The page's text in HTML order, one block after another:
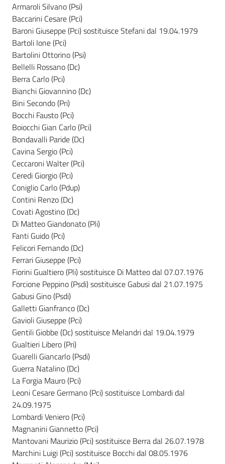
Regione
Emilia-
Romagna
Regione
Novità
Servizi
Leggi Atti Bandi
Argomenti
Armaroli Silvano (Psi)
Baccarini Cesare (Pci)
Baroni Giuseppe (Pci) sostituisce Stefani dal 19.04.1979
Bartoli Ione (Pci)
Bartolini Ottorino (Psi)
Bellelli Rossano (Dc)
Berra Carlo (Pci)
Bianchi Giovannino (Dc)
Bini Secondo (Pri)
Bocchi Fausto (Pci)
Boiocchi Gian Carlo (Pci)
Bondavalli Paride (Dc)
Cavina Sergio (Pci)
Ceccaroni Walter (Pci)
Ceredi Giorgio (Pci)
Coniglio Carlo (Pdup)
Contini Renzo (Dc)
Covati Agostino (Dc)
Di Matteo Giandonato (Pli)
Fanti Guido (Pci)
Felicori Fernando (Dc)
Ferrari Giuseppe (Pci)
Fiorini Gualtiero (Pli) sostituisce Di Matteo dal 07.07.1976
Forcione Peppino (Psdi) sostituisce Gabusi dal 21.07.1975
Gabusi Gino (Psdi)
Galletti Gianfranco (Dc)
Gavioli Giuseppe (Pci)
Gentili Giobbe (Dc) sostituisce Melandri dal 19.04.1979
Gualtieri Libero (Pri)
Guarelli Giancarlo (Psdi)
Guerra Natalino (Dc)
La Forgia Mauro (Pci)
Leoni Cesare Germano (Pci) sostituisce Lombardi dal
24.09.1975
Lombardi Veniero (Pci)
Magnanini Giannetto (Pci)
Mantovani Maurizio (Pci) sostituisce Berra dal 26.07.1978
Marchini Luigi (Pci) sostituisce Bocchi dal 08.05.1976